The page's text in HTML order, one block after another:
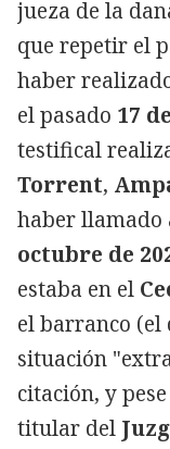
jueza de la
que repetir el
haber
el pasado 17
testifical
Torrent,
haber llamado
octubre de
estaba en el
el barranco (el
situación
citación, y
titular del